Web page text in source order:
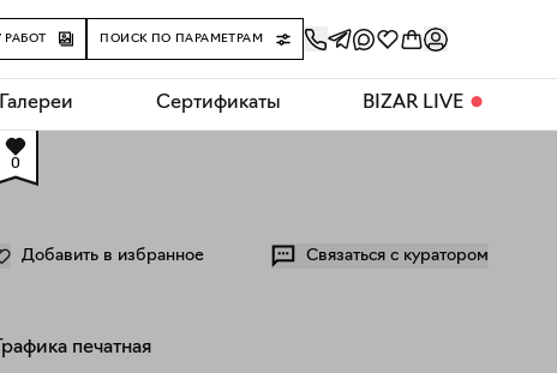
ПОИСК ПО ПАРАМЕТРАМ
Галереи Сертификаты BIZAR LIVE ⬤
0
Добавить в избранное Связаться с куратором
Графика печатная